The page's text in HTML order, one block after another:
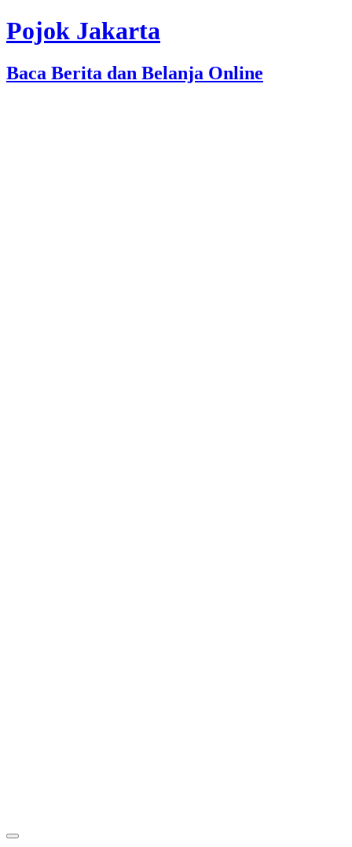
Pojok Jakarta
Baca Berita dan Belanja Online